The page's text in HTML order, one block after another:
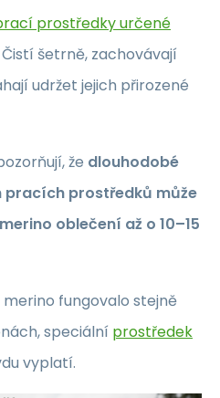
prostředky určené
Čistí šetrně, zachovávají
udržet jejich přirozené
že dlouhodobé
prostředků může
oblečení až o 10–15
fungovalo stejně
speciální prostředek
vyplatí.